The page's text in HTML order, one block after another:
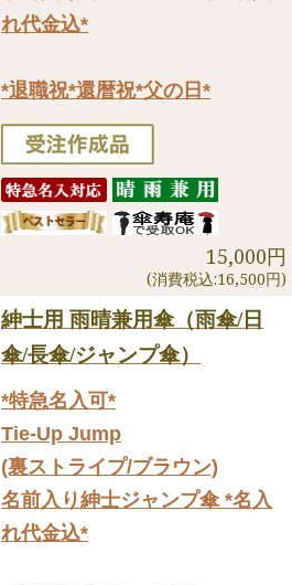
れ代金込*
*退職祝*還暦祝*父の日*
15,000円
(消費税込:16,500円)
紳士用 雨晴兼用傘（雨傘/日
傘/長傘/ジャンプ傘）
*特急名入可*
Tie-Up Jump
(裏ストライプ/ブラウン)
名前入り紳士ジャンプ傘 *名入
れ代金込*